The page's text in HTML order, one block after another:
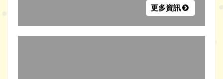
更多資訊